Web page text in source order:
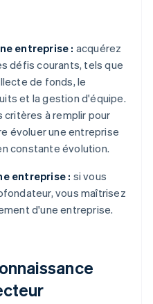
entreprise : acquérez
défis courants, tels que
de fonds, le
et la gestion d'équipe.
critères à remplir pour
évoluer une entreprise
constante évolution.
entreprise : si vous
vous maîtrisez
d'une entreprise.